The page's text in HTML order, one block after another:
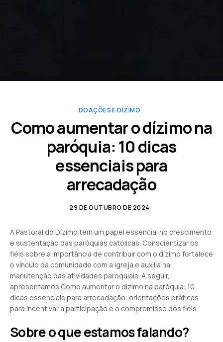
DOAÇÕES E DÍZIMO
Como aumentar o dízimo na
paróquia: 10 dicas
essenciais para
arrecadação
29 DE OUTUBRO DE 2024
A Pastoral do Dízimo tem um papel essencial no crescimento
e sustentação das paróquias católicas. Conscientizar os
fiéis sobre a importância de contribuir com o dízimo fortalece
o vínculo da comunidade com a Igreja e auxilia na
manutenção das atividades paroquiais. A seguir,
apresentamos Como aumentar o dízimo na paróquia: 10
dicas essenciais para arrecadação, orientações práticas
para incentivar a participação e o compromisso dos fiéis.
Sobre o que estamos falando?